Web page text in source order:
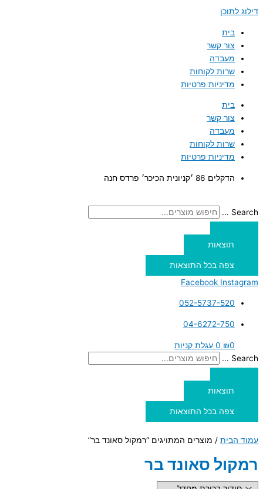
דילוג לתוכן
בית
צור קשר
מעבדה
שרות לקוחות
מדיניות פרטיות
בית
צור קשר
מעבדה
שרות לקוחות
מדיניות פרטיות
הדקלים 86 ׳קניונית הכיכר׳ פרדס חנה
Search ...
תוצאות
צפה בכל התוצאות
Facebook Instagram
052-5737-520
04-6272-750
₪0
0 עגלת קניות
Search ...
תוצאות
צפה בכל התוצאות
עמוד הבית / מוצרים המתויגים “רמקול סאונד בר”
רמקול סאונד בר